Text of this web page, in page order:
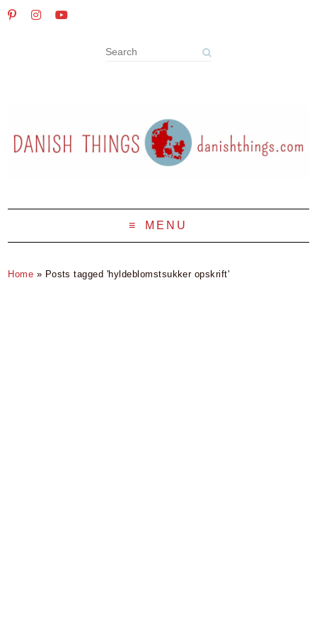
MENU
Home » Posts tagged 'hyldeblomstsukker opskrift'